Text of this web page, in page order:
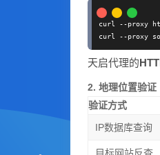
curl --proxy
天启代理的
2. 地理位置验证
验证方式
IP数据库查询